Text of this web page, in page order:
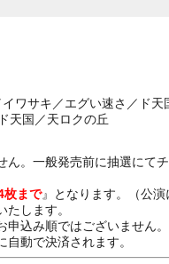
ワサキ／エグい速さ／ド天
天国／天ロクの丘
ん。一般発売前に抽選にて
枚まで』となります。（公演
します。
込み順ではございません。
動で決済されます。